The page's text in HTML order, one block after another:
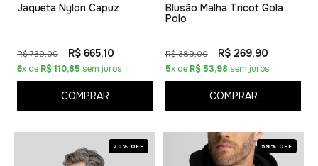
Jaqueta Nylon Capuz
R$ 739,00 R$ 665,10
6x de R$ 110,85 sem juros
COMPRAR
Blusão Malha Tricot Gola
Polo
R$ 389,00 R$ 269,90
5x de R$ 53,98 sem juros
COMPRAR
20% OFF 59% OFF